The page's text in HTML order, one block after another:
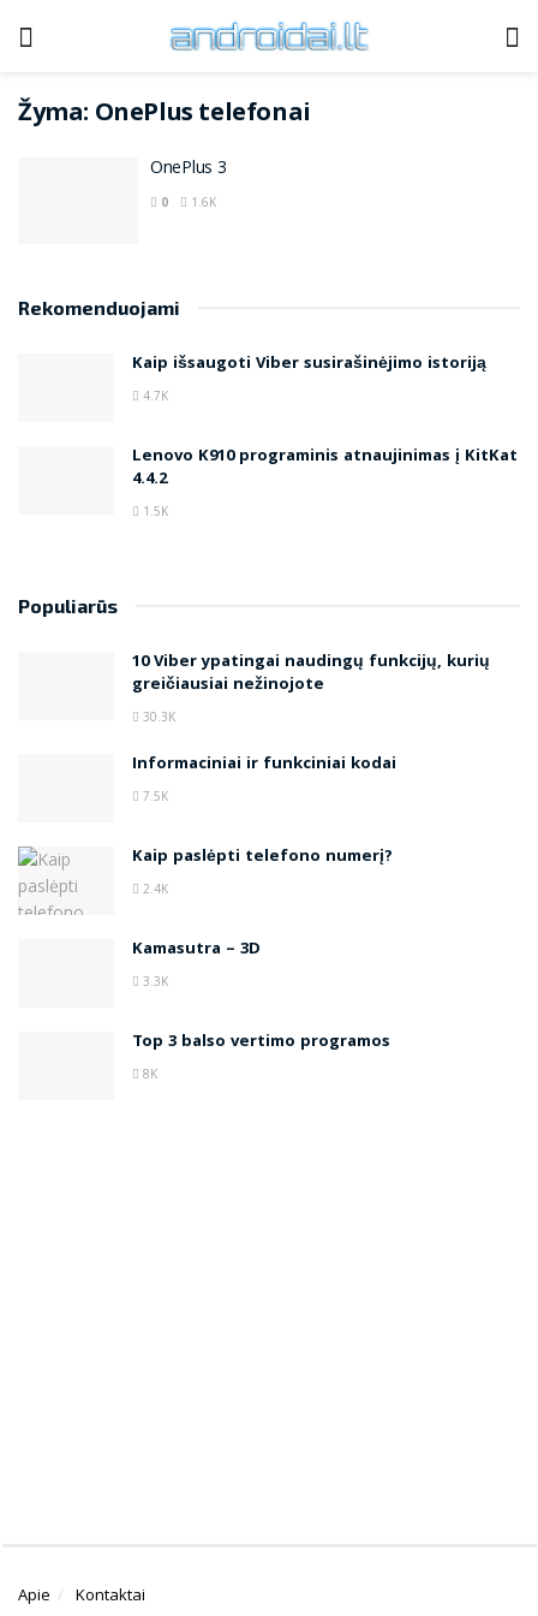
Žyma: OnePlus telefonai
OnePlus 3
0 1.6K
Rekomenduojami
Kaip išsaugoti Viber susirašinėjimo istoriją
4.7K
Lenovo K910 programinis atnaujinimas į KitKat
4.4.2
1.5K
Populiarūs
10 Viber ypatingai naudingų funkcijų, kurių
greičiausiai nežinojote
30.3K
Informaciniai ir funkciniai kodai
7.5K
Kaip paslėpti telefono numerį?
2.4K
Kamasutra – 3D
3.3K
Top 3 balso vertimo programos
8K
Apie Kontaktai